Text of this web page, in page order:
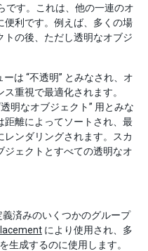
です。これは、他の一連のオ
便利です。例えば、多くの場
の後、ただし透明なオブジ
は “不透明” とみなされ、オ
重視で最適化されます。
明なオブジェクト” 用とみな
距離によってソートされ、最
レンダリングされます。スカ
ジェクトとすべての透明なオ
済みのいくつかのグループ
により使用され、多
を生成するのに使用します。